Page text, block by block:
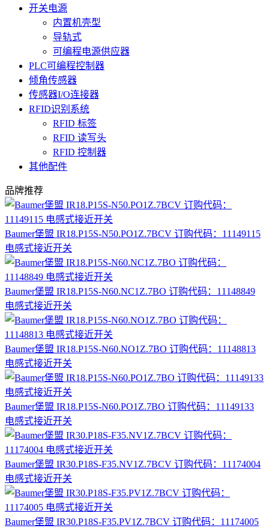
开关电源
内置机壳型
导轨式
可编程电源供应器
PLC可编程控制器
倾角传感器
传感器I/O连接器
RFID识别系统
RFID 标签
RFID 读写头
RFID 控制器
其他配件
品牌推荐
Baumer堡盟 IR18.P15S-N50.PO1Z.7BCV 订购代码：11149115
电感式接近开关
Baumer堡盟 IR18.P15S-N60.NC1Z.7BO 订购代码：11148849
电感式接近开关
Baumer堡盟 IR18.P15S-N60.NO1Z.7BO 订购代码：11148813
电感式接近开关
Baumer堡盟 IR18.P15S-N60.PO1Z.7BO 订购代码：11149133
电感式接近开关
Baumer堡盟 IR30.P18S-F35.NV1Z.7BCV 订购代码：11174004
电感式接近开关
Baumer堡盟 IR30.P18S-F35.PV1Z.7BCV 订购代码：11174005